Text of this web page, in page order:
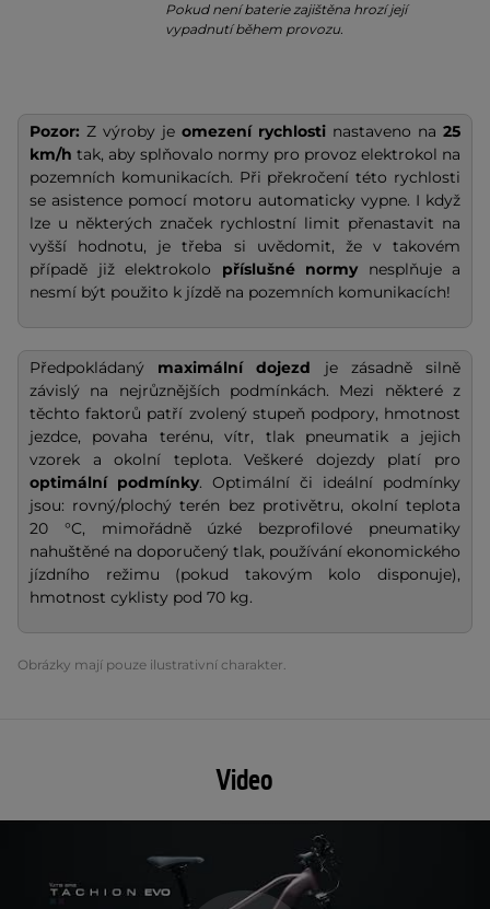
Pokud není baterie zajištěna hrozí její
vypadnutí během provozu.
Pozor: Z výroby je omezení rychlosti nastaveno na 25
km/h tak, aby splňovalo normy pro provoz elektrokol na
pozemních komunikacích. Při překročení této rychlosti
se asistence pomocí motoru automaticky vypne. I když
lze u některých značek rychlostní limit přenastavit na
vyšší hodnotu, je třeba si uvědomit, že v takovém
případě již elektrokolo příslušné normynesplňuje a
nesmí být použito k jízdě na pozemních komunikacích!
Předpokládaný maximální dojezd je zásadně silně
závislý na nejrůznějších podmínkách. Mezi některé z
těchto faktorů patří zvolený stupeň podpory, hmotnost
jezdce, povaha terénu, vítr, tlak pneumatik a jejich
vzorek a okolní teplota. Veškeré dojezdy platí pro
optimální podmínky. Optimální či ideální podmínky
jsou: rovný/plochý terén bez protivětru, okolní teplota
20 °C, mimořádně úzké bezprofilové pneumatiky
nahuštěné na doporučený tlak, používání ekonomického
jízdního režimu (pokud takovým kolo disponuje),
hmotnost cyklisty pod 70 kg.
Obrázky mají pouze ilustrativní charakter.
Video